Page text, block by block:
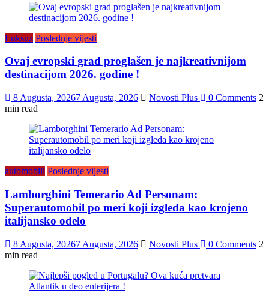
Luksuz Poslednje vijesti
Ovaj evropski grad proglašen je najkreativnijom
destinacijom 2026. godine !
8 Augusta, 20267 Augusta, 2026 Novosti Plus 0 Comments 2
min read
automobili Poslednje vijesti
Lamborghini Temerario Ad Personam:
Superautomobil po meri koji izgleda kao krojeno
italijansko odelo
8 Augusta, 20267 Augusta, 2026 Novosti Plus 0 Comments 2
min read